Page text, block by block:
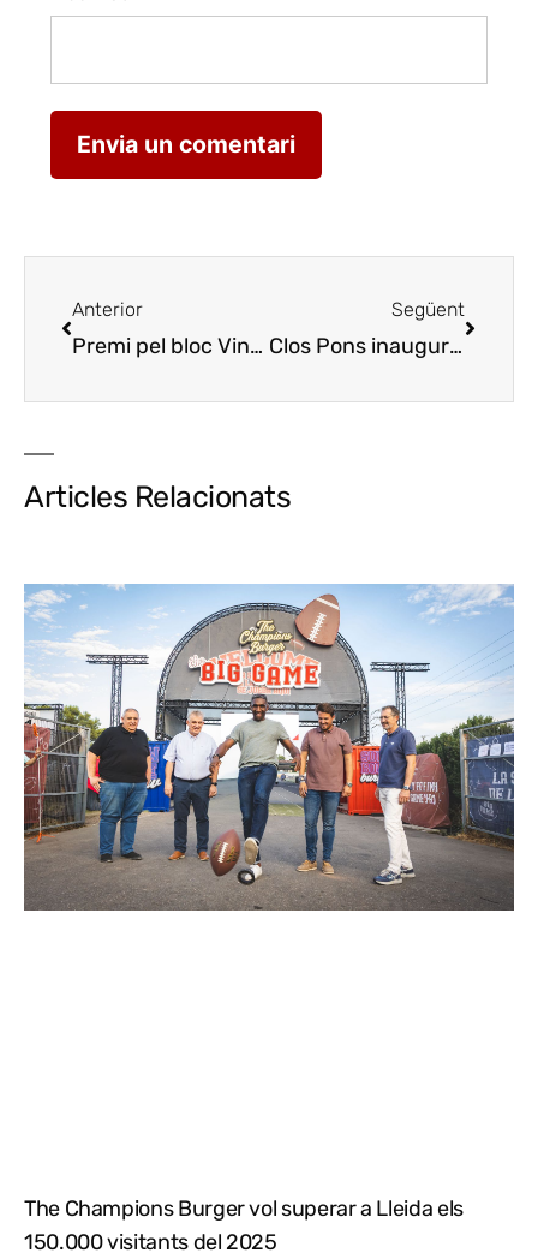
Anterior
Premi pel bloc Vins, moments, persones
Següent
Clos Pons inaugura el nou celler d,Albagès
Articles Relacionats
The Champions Burger vol superar a Lleida els
150.000 visitants del 2025